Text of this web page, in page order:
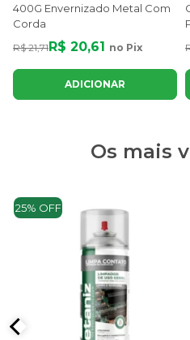
400G Envernizado Metal Com
Corda
R$ 21,71R$ 20,61 no Pix
ADICIONAR
Os mais
25% OFF